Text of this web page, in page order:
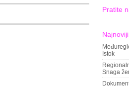
Pratite
Istok
Snaga